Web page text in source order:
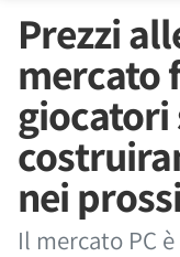
Prezzi
mercato
giocatori
nei
Il mercato PC